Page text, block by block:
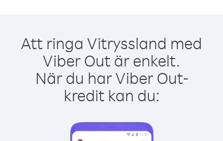
Att ringa Vitryssland med
Viber Out är enkelt.
När du har Viber Out-
kredit kan du: